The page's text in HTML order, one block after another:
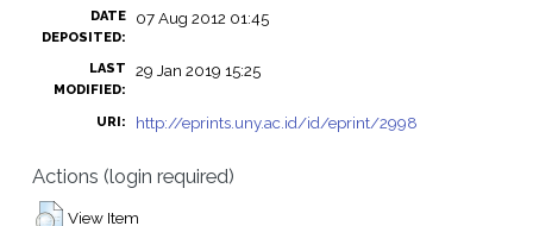
DATE
DEPOSITED:
07 Aug 2012 01:45
LAST
MODIFIED:
29 Jan 2019 15:25
URI: http://eprints.uny.ac.id/id/eprint/2998
Actions (login required)
View Item